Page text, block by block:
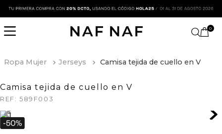
0
Ropa Mujer Jerseys Camisa tejida de cuello en V
Camisa tejida de cuello en V
REF: 589F003